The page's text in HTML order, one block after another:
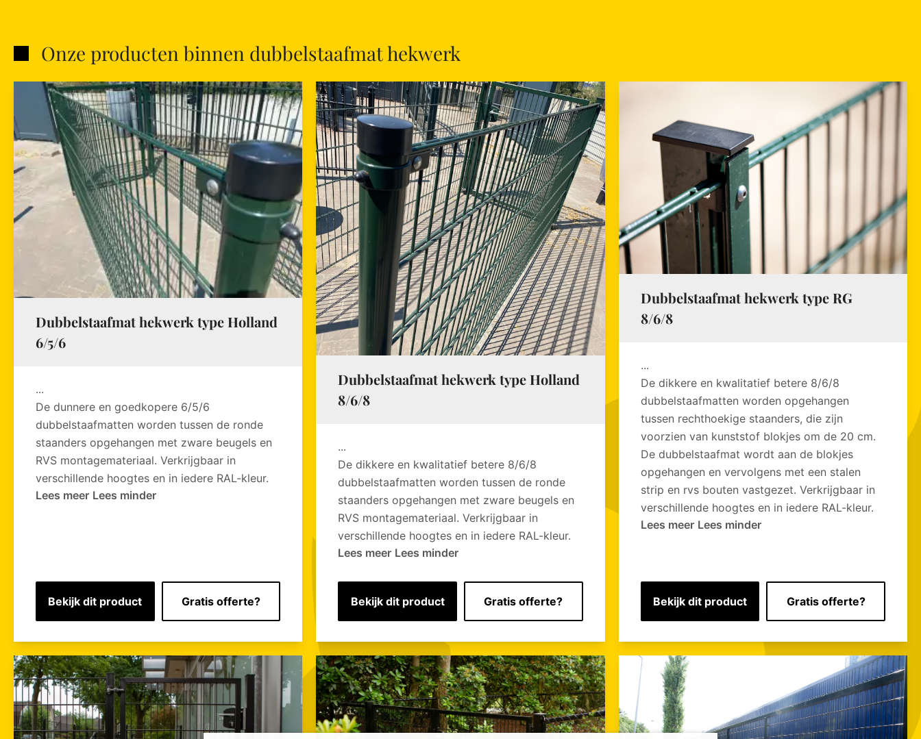
Onze producten binnen dubbelstaafmat hekwerk
Dubbelstaafmat hekwerk type Holland
6/5/6
...
De dunnere en goedkopere 6/5/6
dubbelstaafmatten worden tussen de ronde
staanders opgehangen met zware beugels en
RVS montagemateriaal. Verkrijgbaar in
verschillende hoogtes en in iedere RAL-kleur.
Lees meer Lees minder
Bekijk dit product Gratis offerte?
Dubbelstaafmat hekwerk type Holland
8/6/8
...
De dikkere en kwalitatief betere 8/6/8
dubbelstaafmatten worden tussen de ronde
staanders opgehangen met zware beugels en
RVS montagemateriaal. Verkrijgbaar in
verschillende hoogtes en in iedere RAL-kleur.
Lees meer Lees minder
Bekijk dit product Gratis offerte?
Dubbelstaafmat hekwerk type RG
8/6/8
...
De dikkere en kwalitatief betere 8/6/8
dubbelstaafmatten worden opgehangen
tussen rechthoekige staanders, die zijn
voorzien van kunststof blokjes om de 20 cm.
De dubbelstaafmat wordt aan de blokjes
opgehangen en vervolgens met een stalen
strip en rvs bouten vastgezet. Verkrijgbaar in
verschillende hoogtes en in iedere RAL-kleur.
Lees meer Lees minder
Bekijk dit product Gratis offerte?